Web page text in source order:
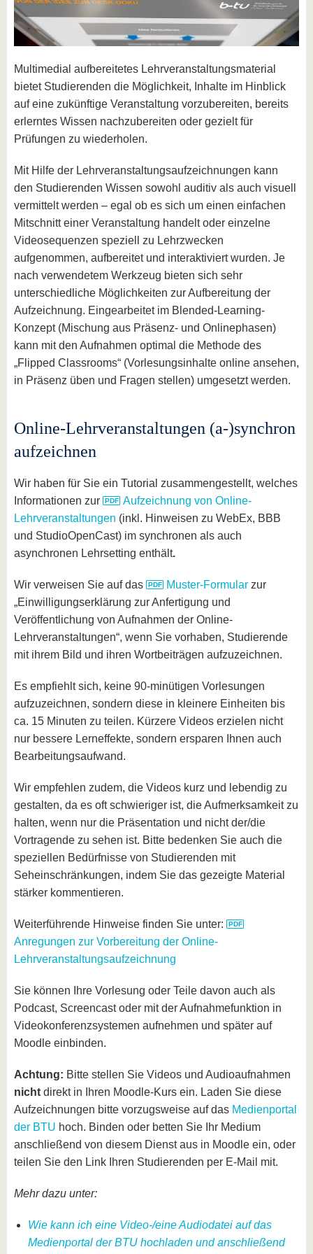
Multimedial aufbereitetes Lehrveranstaltungsmaterial
bietet Studierenden die Möglichkeit, Inhalte im Hinblick
auf eine zukünftige Veranstaltung vorzubereiten, bereits
erlerntes Wissen nachzubereiten oder gezielt für
Prüfungen zu wiederholen.
Mit Hilfe der Lehrveranstaltungsaufzeichnungen kann
den Studierenden Wissen sowohl auditiv als auch visuell
vermittelt werden – egal ob es sich um einen einfachen
Mitschnitt einer Veranstaltung handelt oder einzelne
Videosequenzen speziell zu Lehrzwecken
aufgenommen, aufbereitet und interaktiviert wurden. Je
nach verwendetem Werkzeug bieten sich sehr
unterschiedliche Möglichkeiten zur Aufbereitung der
Aufzeichnung. Eingearbeitet im Blended-Learning-
Konzept (Mischung aus Präsenz- und Onlinephasen)
kann mit den Aufnahmen optimal die Methode des
„Flipped Classrooms“ (Vorlesungsinhalte online ansehen,
in Präsenz üben und Fragen stellen) umgesetzt werden.
Online-Lehrveranstaltungen (a-)synchron
aufzeichnen
Wir haben für Sie ein Tutorial zusammengestellt, welches
Informationen zur
Aufzeichnung von Online-
Lehrveranstaltungen (inkl. Hinweisen zu WebEx, BBB
und StudioOpenCast) im synchronen als auch
asynchronen Lehrsetting enthält.
Wir verweisen Sie auf das Muster-Formular zur
„Einwilligungserklärung zur Anfertigung und
Veröffentlichung von Aufnahmen der Online-
Lehrveranstaltungen“, wenn Sie vorhaben, Studierende
mit ihrem Bild und ihren Wortbeiträgen aufzuzeichnen.
Es empfiehlt sich, keine 90-minütigen Vorlesungen
aufzuzeichnen, sondern diese in kleinere Einheiten bis
ca. 15 Minuten zu teilen. Kürzere Videos erzielen nicht
nur bessere Lerneffekte, sondern ersparen Ihnen auch
Bearbeitungsaufwand.
Wir empfehlen zudem, die Videos kurz und lebendig zu
gestalten, da es oft schwieriger ist, die Aufmerksamkeit zu
halten, wenn nur die Präsentation und nicht der/die
Vortragende zu sehen ist. Bitte bedenken Sie auch die
speziellen Bedürfnisse von Studierenden mit
Seheinschränkungen, indem Sie das gezeigte Material
stärker kommentieren.
Weiterführende Hinweise finden Sie unter:
Anregungen zur Vorbereitung der Online-
Lehrveranstaltungsaufzeichnung
Sie können Ihre Vorlesung oder Teile davon auch als
Podcast, Screencast oder mit der Aufnahmefunktion in
Videokonferenzsystemen aufnehmen und später auf
Moodle einbinden.
Achtung: Bitte stellen Sie Videos und Audioaufnahmen
nicht direkt in Ihren Moodle-Kurs ein. Laden Sie diese
Aufzeichnungen bitte vorzugsweise auf das Medienportal
der BTU hoch. Binden oder betten Sie Ihr Medium
anschließend von diesem Dienst aus in Moodle ein, oder
teilen Sie den Link Ihren Studierenden per E-Mail mit.
Mehr dazu unter:
Wie kann ich eine Video-/eine Audiodatei auf das
Medienportal der BTU hochladen und anschließend